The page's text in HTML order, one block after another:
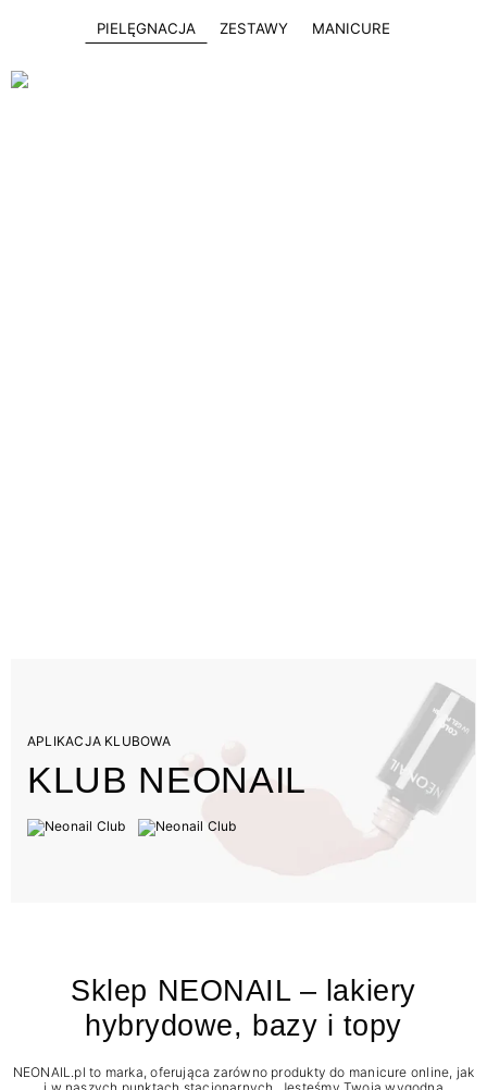
PIELĘGNACJA ZESTAWY MANICURE
APLIKACJA KLUBOWA
KLUB NEONAIL
Sklep NEONAIL – lakiery
hybrydowe, bazy i topy
NEONAIL.pl to marka, oferująca zarówno produkty do manicure online, jak